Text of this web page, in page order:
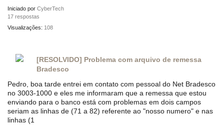
Iniciado por CyberTech
17 respostas
Visualizações: 108
[RESOLVIDO] Problema com arquivo de remessa
Bradesco
Pedro, boa tarde entrei em contato com pessoal do Net Bradesco
no 3003-1000 e eles me informaram que a remessa que estou
enviando para o banco está com problemas em dois campos
seriam as linhas de (71 a 82) referente ao "nosso numero" e nas
linhas (1